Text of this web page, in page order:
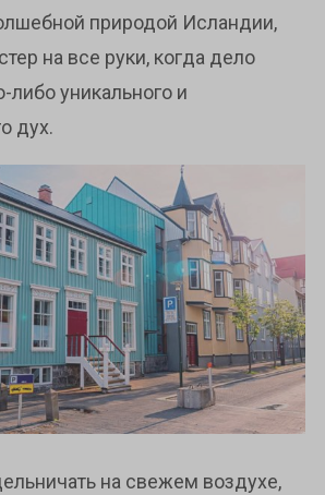
природой Исландии,
на все руки, когда дело
либо уникального и
дух.
на свежем воздухе,